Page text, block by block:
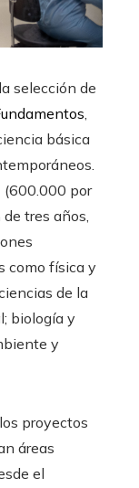
selección de
básica
(600.000 por
tres años,
como física y
de la
biología y
y
proyectos
áreas
el